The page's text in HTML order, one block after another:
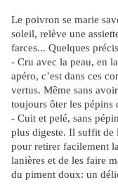
Le poivron se marie
soleil, relève une
farces... Quelques
- Cru avec la peau, en
apéro, c’est dans ces
vertus. Même sans
toujours ôter les pépins
- Cuit et pelé, sans
plus digeste. Il suffit de
pour retirer facilement
lanières et de les faire
du piment doux: un